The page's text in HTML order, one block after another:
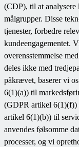
(CDP), til at
målgrupper. Disse
tjenester, forbedre
kundeengagementet.
overensstemmelse
deles ikke med
påkrævet, baserer vi
6(1)(a)) til
(GDPR artikel 6(1)(f))
artikel 6(1)(b)) til
anvendes følsomme
processer, og vi